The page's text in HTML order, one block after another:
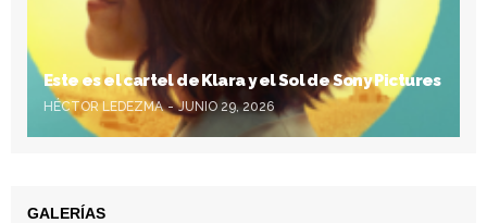
Este es el cartel de Klara y el Sol de Sony Pictures
HÉCTOR LEDEZMA JUNIO 29, 2026
GALERÍAS